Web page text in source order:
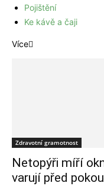
Pojištění
Ke kávě a čaji
Více
Zdravotní gramotnost
Netopýři míří
varují před